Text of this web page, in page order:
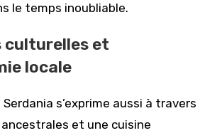
le temps inoubliable.
culturelles et
locale
s’exprime aussi à travers
et une cuisine